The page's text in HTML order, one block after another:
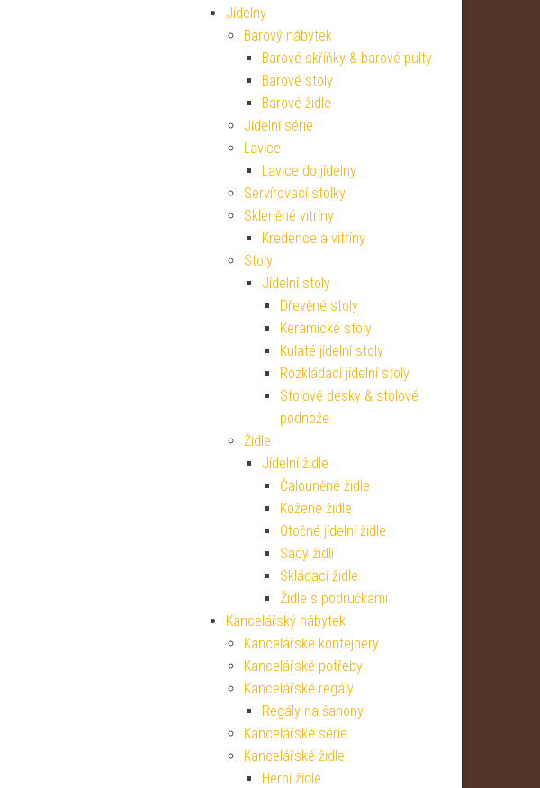
Jídelny
Barový nábytek
Barové skříňky & barové pulty
Barové stoly
Barové židle
Jídelní série
Lavice
Lavice do jídelny
Servírovací stolky
Skleněné vitríny
Kredence a vitríny
Stoly
Jídelní stoly
Dřevěné stoly
Keramické stoly
Kulaté jídelní stoly
Rozkládací jídelní stoly
Stolové desky & stolové
podnože
Židle
Jídelní židle
Čalouněné židle
Kožené židle
Otočné jídelní židle
Sady židlí
Skládací židle
Židle s područkami
Kancelářský nábytek
Kancelářské kontejnery
Kancelářské potřeby
Kancelářské regály
Regály na šanony
Kancelářské série
Kancelářské židle
Herní židle